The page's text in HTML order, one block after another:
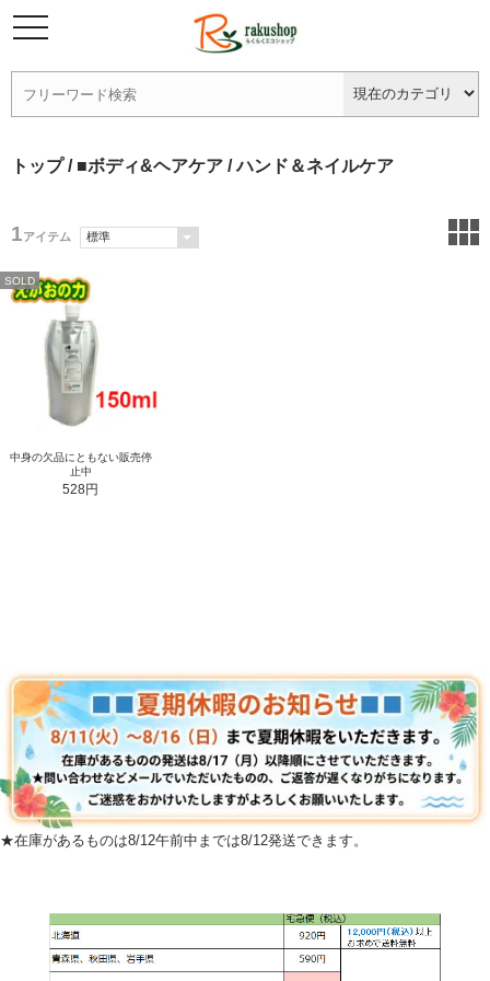
トップ/ ■ボディ&ヘアケア / ハンド＆ネイルケア
1アイテム
SOLD
中身の欠品にともない販売停
止中
528円
★在庫があるものは8/12午前中までは8/12発送できます。